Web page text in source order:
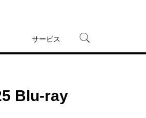
サービス
TSUTAYAプレミアムNEXT
Blu-ray